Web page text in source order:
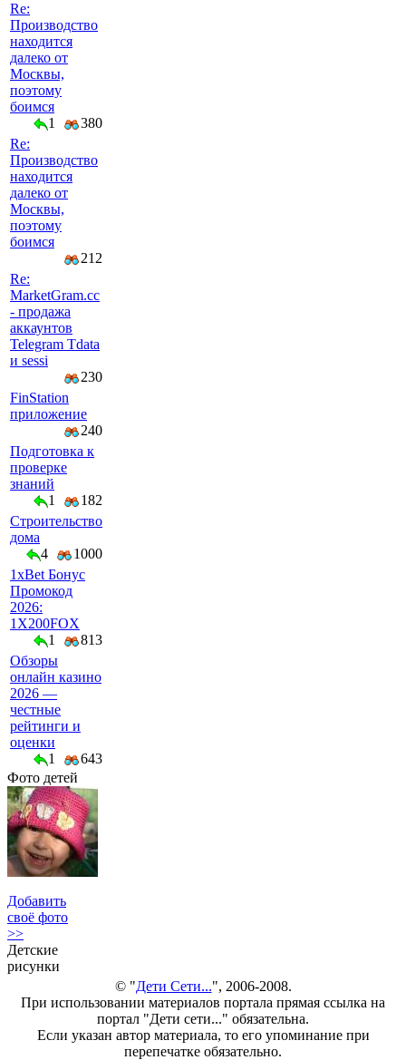
Re:
Производство
находится
далеко от
Москвы,
поэтому
боимся
1
380
Re:
Производство
находится
далеко от
Москвы,
поэтому
боимся
212
Re:
MarketGram.cc
- продажа
аккаунтов
Telegram Tdata
и sessi
230
FinStation
приложение
240
Подготовка к
проверке
знаний
1
182
Строительство
дома
4
1000
1xBet Бонус
Промокод
2026:
1X200FOX
1
813
Обзоры
онлайн казино
2026 —
честные
рейтинги и
оценки
1
643
Фото детей
Добавить
своё фото
>>
Детские
рисунки
© "Дети Сети...", 2006-2008.
При использовании материалов портала прямая ссылка на
портал "Дети сети..." обязательна.
Если указан автор материала, то его упоминание при
перепечатке обязательно.